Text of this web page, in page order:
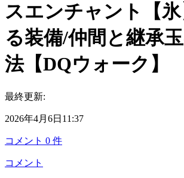
スエンチャント【氷
る装備/仲間と継承
法【DQウォーク】
最終更新:
2026年4月6日11:37
コメント 0 件
コメント